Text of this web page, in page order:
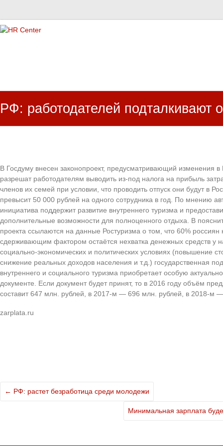
РФ: работодателей подталкивают
В Госдуму внесен законопроект, предусматривающий изменения в
разрешат работодателям выводить из-под налога на прибыль
членов их семей при условии, что проводить отпуск они будут в
превысит 50 000 рублей на одного сотрудника в год. По мнению
инициатива поддержит развитие внутреннего туризма и
дополнительные возможности для полноценного отдыха. В
проекта ссылаются на данные Ростуризма о том, что 60%
сдерживающим фактором остаётся нехватка денежных средств у
социально-экономических и политических условиях (повышение
снижение реальных доходов населения и т.д.) государственная
внутреннего и социального туризма приобретает особую
документе. Если документ будет принят, то в 2016 году объём
составит 647 млн. рублей, в 2017-м — 696 млн. рублей, в 2018-м
zarplata.ru
← РФ: растет безработица среди молодежи
Минимальная зарплата